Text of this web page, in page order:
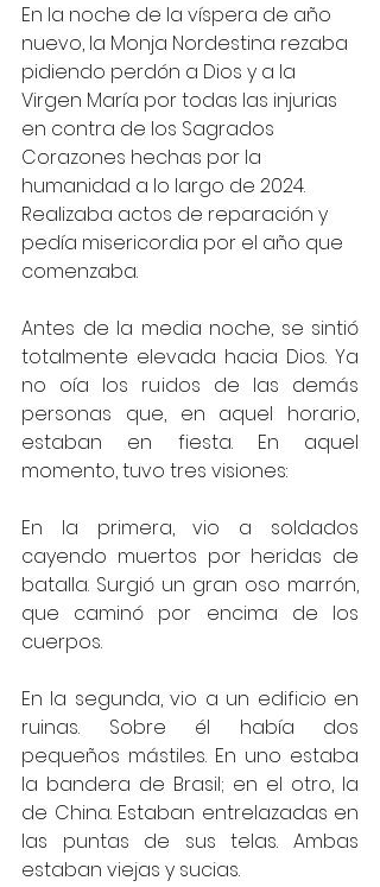
En la noche de la víspera de año
nuevo, la Monja Nordestina rezaba
pidiendo perdón a Dios y a la
Virgen María por todas las injurias
en contra de los Sagrados
Corazones hechas por la
humanidad a lo largo de 2024.
Realizaba actos de reparación y
pedía misericordia por el año que
comenzaba.
Antes de la media noche, se sintió
totalmente elevada hacia Dios. Ya
no oía los ruidos de las demás
personas que, en aquel horario,
estaban en fiesta. En aquel
momento, tuvo tres visiones:
En la primera, vio a soldados
cayendo muertos por heridas de
batalla. Surgió un gran oso marrón,
que caminó por encima de los
cuerpos.
En la segunda, vio a un edificio en
ruinas. Sobre él había dos
pequeños mástiles. En uno estaba
la bandera de Brasil; en el otro, la
de China. Estaban entrelazadas en
las puntas de sus telas. Ambas
estaban viejas y sucias.